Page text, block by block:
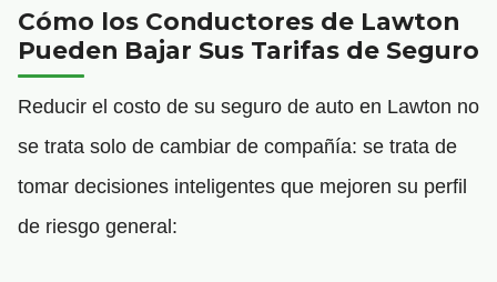
Cómo los Conductores de Lawton
Pueden Bajar Sus Tarifas de Seguro
Reducir el costo de su seguro de auto en Lawton no
se trata solo de cambiar de compañía: se trata de
tomar decisiones inteligentes que mejoren su perfil
de riesgo general: